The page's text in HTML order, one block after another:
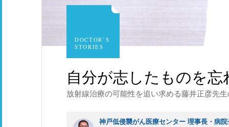
DOCTOR’S
STORIES
自分が志したものを
放射線治療の可能性を追い求める藤井正彦先
神戸低侵襲がん医療センター 理事長・病